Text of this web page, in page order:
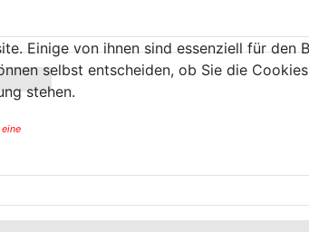
Einige von ihnen sind essenziell für
selbst entscheiden, ob Sie die
stehen.